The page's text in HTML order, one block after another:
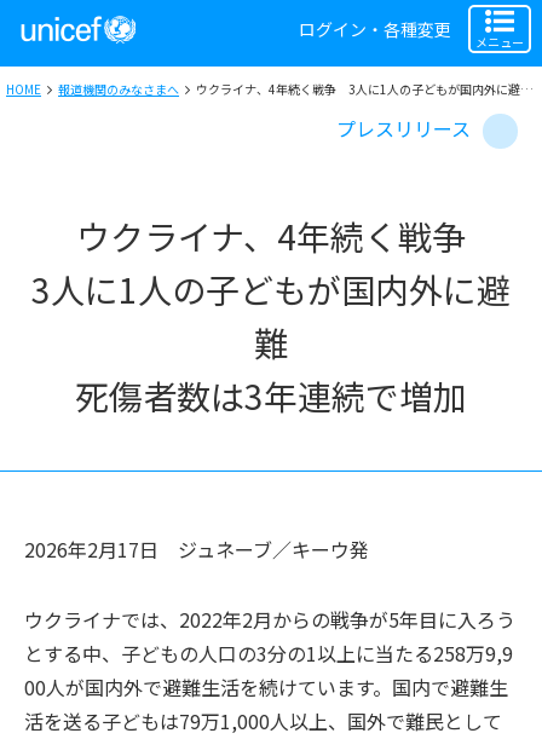
ログイン・各種変更
メニュー
HOME 報道機関のみなさまへ ウクライナ、4年続く戦争 3人に1人の子どもが国内外に避難 死傷者数は3年連続で増加
プレスリリース
ウクライナ、4年続く戦争
3人に1人の子どもが国内外に避
難
死傷者数は3年連続で増加
2026年2月17日 ジュネーブ／キーウ発
ウクライナでは、2022年2月からの戦争が5年目に入ろう
とする中、子どもの人口の3分の1以上に当たる258万9,9
00人が国内外で避難生活を続けています。国内で避難生
活を送る子どもは79万1,000人以上、国外で難民として